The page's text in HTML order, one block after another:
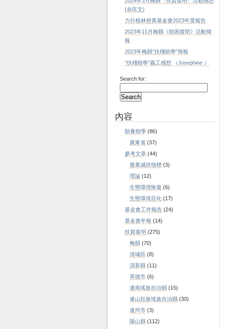
(余匡文)
力行植林慈善基金會2023年度報告
2023年11月梅縣《助困復明》活動簡
報
2023年梅縣“扶殘助學”簡報
“扶殘助學”義工感想 （Josephine ）
Search for:
內容
助養助學 (86)
廣東省 (37)
參考文章 (44)
廢棄減排指標 (3)
理論 (12)
生態環境恢復 (6)
生態環境惡化 (17)
基金會工作報告 (24)
基金會年報 (14)
扶貧復明 (275)
梅縣 (70)
清城區 (8)
清新縣 (11)
英德市 (6)
連南瑤族自治縣 (15)
連山壯族瑤族自治縣 (30)
連州市 (3)
陽山縣 (112)